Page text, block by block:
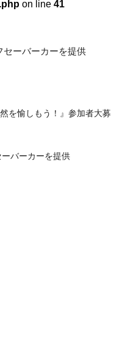
on line 41
ーバーカーを提供
を愉しもう！』参加者大募
バーカーを提供